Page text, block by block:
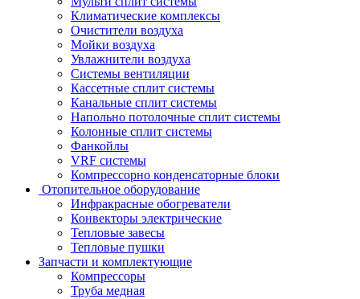
Климатические комплексы
Очистители воздуха
Мойки воздуха
Увлажнители воздуха
Системы вентиляции
Кассетные сплит системы
Канальные сплит системы
Напольно потолочные сплит системы
Колонные сплит системы
Фанкойлы
VRF системы
Компрессорно конденсаторные блоки
Отопительное оборудование
Инфракрасные обогреватели
Конвекторы электрические
Тепловые завесы
Тепловые пушки
Запчасти и комплектующие
Компрессоры
Труба медная